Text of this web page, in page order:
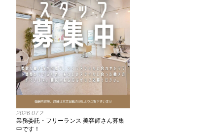
2026.07.2
業務委託・フリーランス 美容師さん募集
中です！